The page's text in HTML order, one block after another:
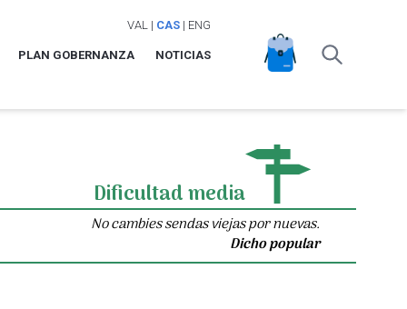
VAL | CAS| ENG
PLAN GOBERNANZA NOTICIAS
Dificultad media
No cambies sendas viejas por nuevas.
Dicho popular